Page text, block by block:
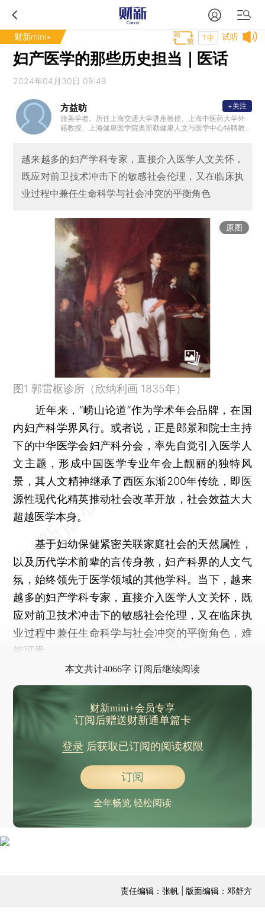
财新mini+ 试听
T中
妇产医学的那些历史担当｜医话
2024年04月30日 09:49
方益昉
旅美学者。历任上海交通大学讲座教授、上海中医药大学外
籍教授、上海健康医学院奥斯勒健康人文与医学中心特聘教
+关注
越来越多的妇产学科专家，直接介入医学人文关怀，
既应对前卫技术冲击下的敏感社会伦理，又在临床执
业过程中兼任生命科学与社会冲突的平衡角色
原图
图1 郭雷枢诊所（欣纳利画 1835年）
近年来，“崂山论道”作为学术年会品牌，在国
内妇产科学界风行。或者说，正是郎景和院士主持
下的中华医学会妇产科分会，率先自觉引入医学人
文主题，形成中国医学专业年会上靓丽的独特风
景，其人文精神继承了西医东渐200年传统，即医
源性现代化精英推动社会改革开放，社会效益大大
超越医学本身。
基于妇幼保健紧密关联家庭社会的天然属性，
以及历代学术前辈的言传身教，妇产科界的人文气
氛，始终领先于医学领域的其他学科。当下，越来
越多的妇产学科专家，直接介入医学人文关怀，既
应对前卫技术冲击下的敏感社会伦理，又在临床执
业过程中兼任生命科学与社会冲突的平衡角色，难
能可贵。
本文共计4066字 订阅后继续阅读
财新mini+会员专享
订阅后赠送财新通单篇卡
登录后获取已订阅的阅读权限
订阅
全年畅览 轻松阅读
责任编辑：张帆 | 版面编辑：邓舒方